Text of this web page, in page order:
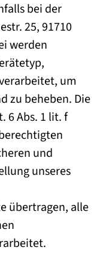
bei der
25, 91710
werden
um
zu beheben. Die
6 Abs. 1 lit. f
und
unseres
übertragen, alle